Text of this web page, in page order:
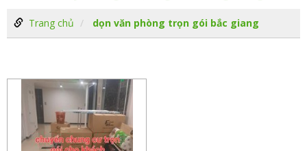
Trang chủ dọn văn phòng trọn gói bắc giang